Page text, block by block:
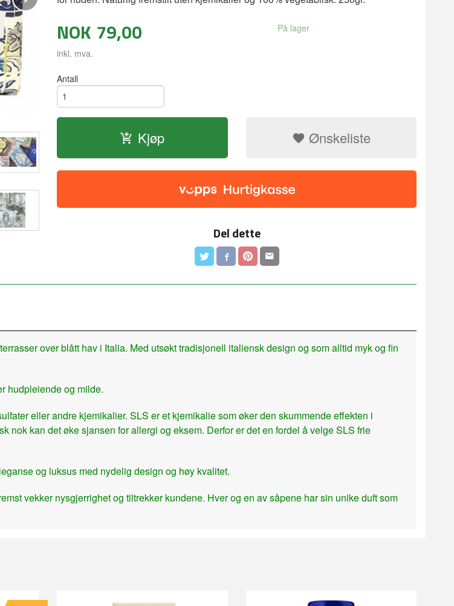
NOK 79,00
inkl. mva.
På lager
Antall
Kjøp Ønskeliste
Del dette
over blått hav i Italia. Med utsøkt tradisjonell italiensk design og som alltid myk og fin
hudpleiende og milde.
eller andre kjemikalier. SLS er et kjemikalie som øker den skummende effekten i
nok kan det øke sjansen for allergi og eksem. Derfor er det en fordel å velge SLS frie
og luksus med nydelig design og høy kvalitet.
vekker nysgjerrighet og tiltrekker kundene. Hver og en av såpene har sin unike duft som